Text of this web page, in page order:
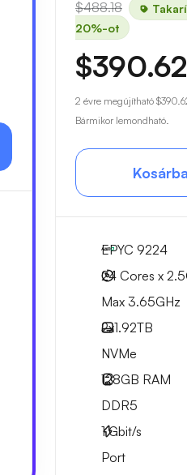
$488.18
20%-ot
$390.62
2 évre megújítható
Bármikor lemondható.
EPYC 9224
24 Cores x
Max 3.65GHz
2x1.92TB
NVMe
128GB RAM
DDR5
1Gbit/s
Port